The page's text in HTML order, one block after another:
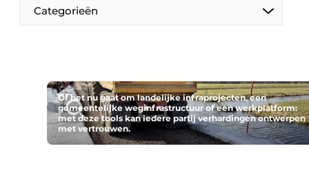
Categorieën
De Pen
Vrouw in de bouw
Of het nu gaat om landelijke infraprojecten, een
gemeentelijke weginfrastructuur of een werkplatform:
met deze tools kan iedere partij verhardingen ontwerpen
met vertrouwen.